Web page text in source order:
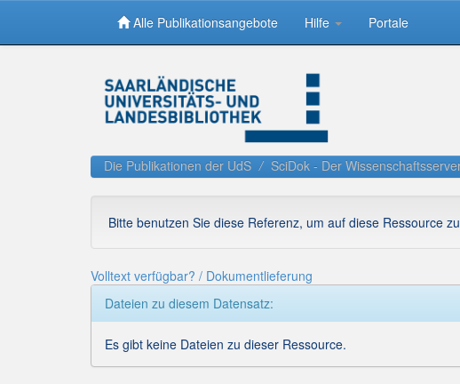
Alle Publikationsangebote Hilfe Portale
Die Publikationen der UdS SciDok - Der
Bitte benutzen Sie diese Referenz, um auf diese Ressource
Volltext verfügbar? / Dokumentlieferung
Dateien zu diesem Datensatz:
Es gibt keine Dateien zu dieser Ressource.